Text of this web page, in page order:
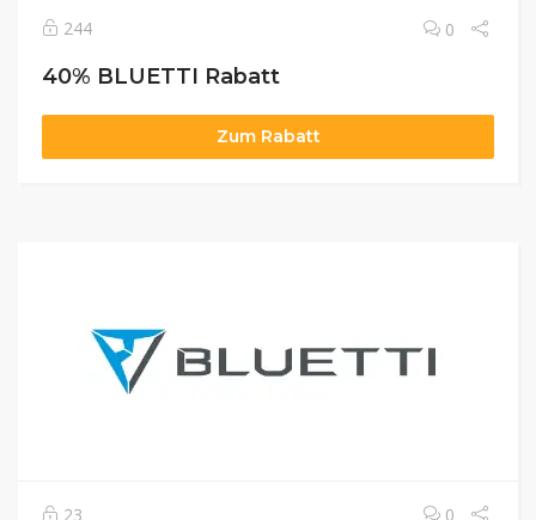
244 0
40% BLUETTI Rabatt
Zum Rabatt
23 0